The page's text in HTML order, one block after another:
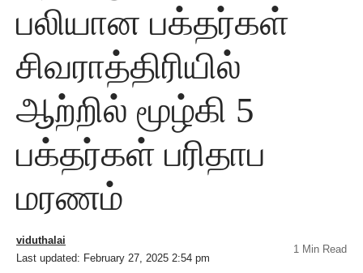
பலியான பக்தர்கள்
சிவராத்திரியில்
ஆற்றில் மூழ்கி 5
பக்தர்கள் பரிதாப
மரணம்
Last updated: February 27, 2025 2:54 pm
viduthalai
1 Min Read